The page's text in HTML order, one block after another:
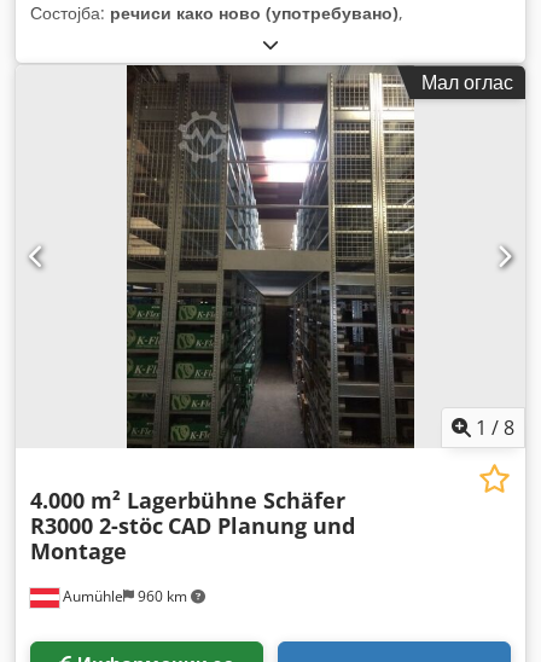
Состојба: речиси како ново (употребувано),
Мал оглас
1 /8
Aumühle 960 km
4.000 m² Lagerbühne Schäfer
R3000 2-stöc CAD Planung und
Montage